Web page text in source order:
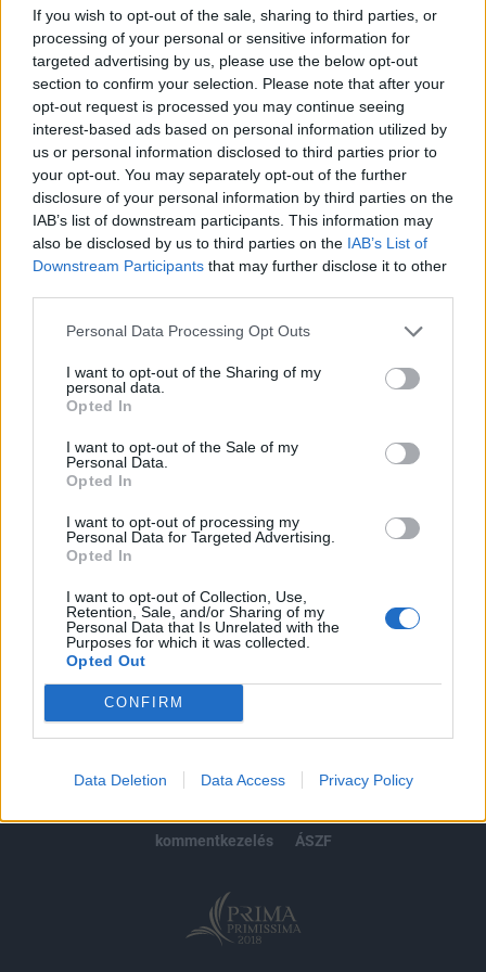
If you wish to opt-out of the sale, sharing to third parties, or
processing of your personal or sensitive information for
targeted advertising by us, please use the below opt-out
section to confirm your selection. Please note that after your
opt-out request is processed you may continue seeing
interest-based ads based on personal information utilized by
us or personal information disclosed to third parties prior to
your opt-out. You may separately opt-out of the further
disclosure of your personal information by third parties on the
IAB’s list of downstream participants. This information may
also be disclosed by us to third parties on the IAB’s List of
Downstream Participants that may further disclose it to other
Personal Data Processing Opt Outs
I want to opt-out of the Sharing of my
personal data.
Opted In
I want to opt-out of the Sale of my
Personal Data.
Opted In
I want to opt-out of processing my
Personal Data for Targeted Advertising.
Opted In
I want to opt-out of Collection, Use,
Retention, Sale, and/or Sharing of my
Personal Data that Is Unrelated with the
Purposes for which it was collected.
Opted Out
CONFIRM
Data Deletion Data Access Privacy Policy
változás a korábban bejelentett tulajdonosi szerkezethez
képest. A CA-IB esetében azonban az elmúlt időszakban
történtek változások, melyeket az alábbi ábra szemléltet:A
Bank Austria AG tulajdonszerzése a CA-IB Értékpapír Rt.-
ben egy lényegesen korábbi döntés eredménye volt,
melynek jogi procedúrája a tavalyi év végén...
KEDVES OLVASÓNK!
A keresett cikk a portfolio.hu hírarchívumához
Portfolio.hu teljes cikkarchívum
Kötéslisták: BÉT elmúlt 2 év napon belüli
MÁR ELŐFIZETŐNK VAGY?
© 2026 Portfolio
impresszum
jogi nyilatkozat
süti beállítások
kommentkezelés
ÁSZF